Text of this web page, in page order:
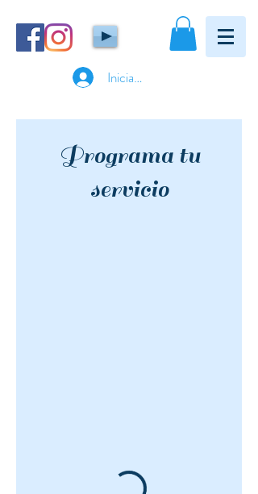
Iniciar sesión
Programa tu
servicio